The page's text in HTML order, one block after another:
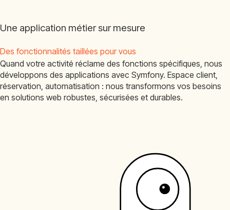
Une application métier sur mesure
Des fonctionnalités taillées pour vous
Quand votre activité réclame des fonctions spécifiques, nous
développons des applications avec Symfony. Espace client,
réservation, automatisation : nous transformons vos besoins
en solutions web robustes, sécurisées et durables.